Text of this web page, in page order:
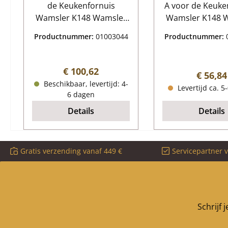
de Keukenfornuis
Wamsler K148 Wamsler
Kerngegevens: rooster,
er Afmetingen (B/L/H)
165 mm x 382 mm x
15/30 mm Materiaal
Gieten
Productnummer: 01003044
Normale prijs:
€ 100,62
Beschikbaar, levertijd: 4-
6 dagen
Details
A voor de
Wamsler K148 Wamsler
mm x 394 mm
Materiaal
voudige
Productnummer:
€ 56,84
Levertijd ca.
Details
Gratis verzending vanaf 449 € Servicepartner
Schrijf